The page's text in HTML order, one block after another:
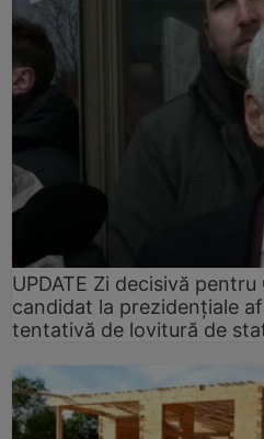
UPDATE Zi decisivă
candidat la prezidențiale
tentativă de lovitură de